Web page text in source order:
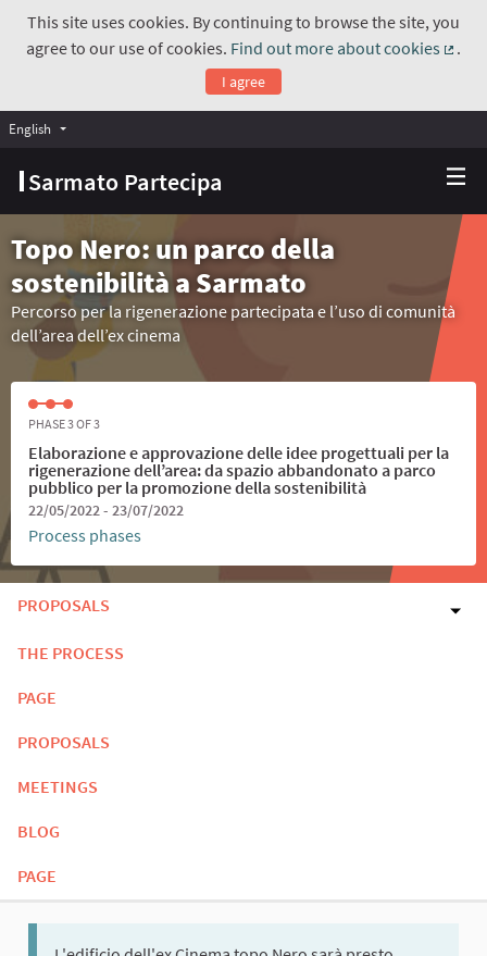
This site uses cookies. By continuing to browse the site, you
agree to our use of cookies. Find out more about cookies
.
I agree
Sarmato Partecipa
English Choose language
Topo Nero: un parco della
sostenibilità a Sarmato
Percorso per la rigenerazione partecipata e l’uso di comunità
dell’area dell’ex cinema
PHASE 3 OF 3
Elaborazione e approvazione delle idee progettuali per la
rigenerazione dell’area: da spazio abbandonato a parco
pubblico per la promozione della sostenibilità
22/05/2022 - 23/07/2022
Process phases
PROPOSALS
THE PROCESS
PAGE
PROPOSALS
MEETINGS
BLOG
PAGE